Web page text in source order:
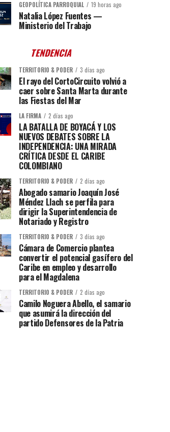
GEOPOLÍTICA PARROQUIAL 19 horas ago
Natalia López Fuentes —
Ministerio del Trabajo
TENDENCIA
TERRITORIO & PODER 3 días ago
El rayo del CortoCircuito volvió a
caer sobre Santa Marta durante
las Fiestas del Mar
LA FIRMA 2 días ago
LA BATALLA DE BOYACÁ Y LOS
NUEVOS DEBATES SOBRE LA
INDEPENDENCIA: UNA MIRADA
CRÍTICA DESDE EL CARIBE
COLOMBIANO
TERRITORIO & PODER 2 días ago
Abogado samario Joaquín José
Méndez Llach se perfila para
dirigir la Superintendencia de
Notariado y Registro
TERRITORIO & PODER 3 días ago
Cámara de Comercio plantea
convertir el potencial gasífero del
Caribe en empleo y desarrollo
para el Magdalena
TERRITORIO & PODER 2 días ago
Camilo Noguera Abello, el samario
que asumirá la dirección del
partido Defensores de la Patria